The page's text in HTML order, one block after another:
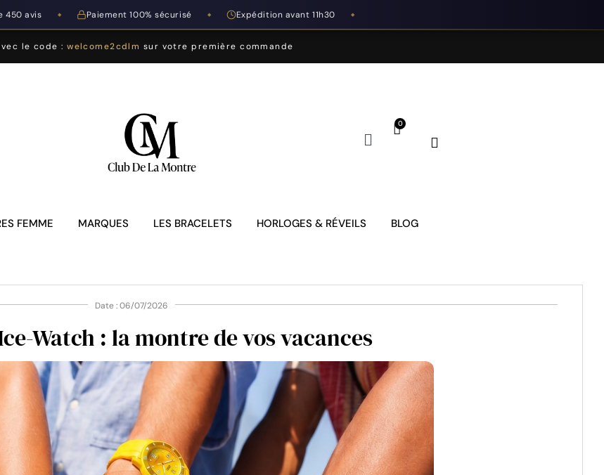
450 avis ◆ Paiement 100% sécurisé ◆ Expédition avant 11h30 ◆
le code :welcome2cdlm sur votre première commande
FEMME MARQUES LES BRACELETS HORLOGES & RÉVEILS BLOG
Date : 06/07/2026
Ice-Watch : la montre de vos vacances